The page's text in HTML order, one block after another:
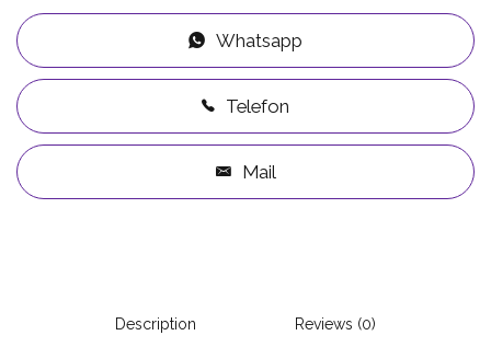
Whatsapp
Telefon
Mail
Description Reviews (0)